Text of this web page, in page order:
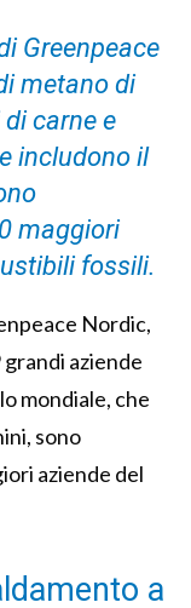
Greenpeace
metano di
carne e
includono il
maggiori
fossili.
Nordic,
aziende
mondiale, che
sono
aziende del
a